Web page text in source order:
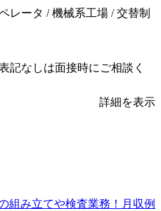
レータ / 機械系工場 / 交替制
記なしは面接時にご相談く
詳細を表示